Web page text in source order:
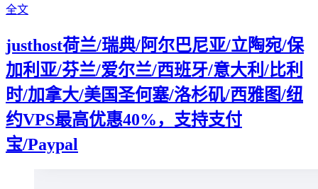
全文
justhost荷兰/瑞典/阿尔巴尼亚/立陶宛/保
加利亚/芬兰/爱尔兰/西班牙/意大利/比利
时/加拿大/美国圣何塞/洛杉矶/西雅图/纽
约VPS最高优惠40%，支持支付
宝/Paypal